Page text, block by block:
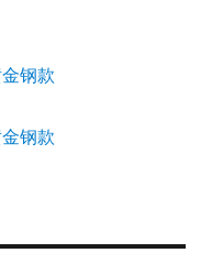
钢款
钢款